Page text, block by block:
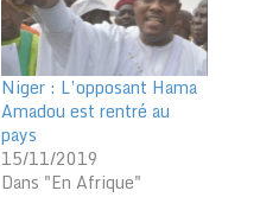
Niger : L’opposant Hama
Amadou est rentré au
pays
15/11/2019
Dans "En Afrique"